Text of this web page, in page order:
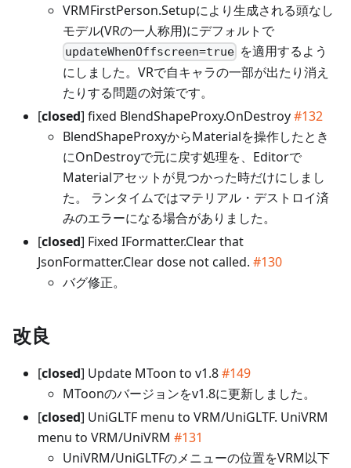
VRMFirstPerson.Setupにより生成される頭なし
モデル(VRの一人称用)にデフォルトで
updateWhenOffscreen=true を適用するよう
にしました。VRで自キャラの一部が出たり消え
たりする問題の対策です。
[closed] fixed BlendShapeProxy.OnDestroy#132
BlendShapeProxyからMaterialを操作したとき
にOnDestroyで元に戻す処理を、Editorで
Materialアセットが見つかった時だけにしまし
た。 ランタイムではマテリアル・デストロイ済
みのエラーになる場合がありました。
[closed] Fixed IFormatter.Clear that
JsonFormatter.Clear dose not called. #130
バグ修正。
改良
[closed] Update MToon to v1.8#149
MToonのバージョンをv1.8に更新しました。
[closed] UniGLTF menu to VRM/UniGLTF. UniVRM
menu to VRM/UniVRM #131
UniVRM/UniGLTFのメニューの位置をVRM以下